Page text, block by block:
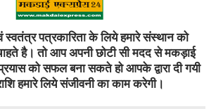
स्वतंत्र पत्रकारिता के लिये हमारे संस्थान को
है। तो आप अपनी छोटी सी मदद से मकड़ाई
को सफल बना सकते हो आपके द्वारा दी गयी
हमारे लिये संजीवनी का काम करेगी।